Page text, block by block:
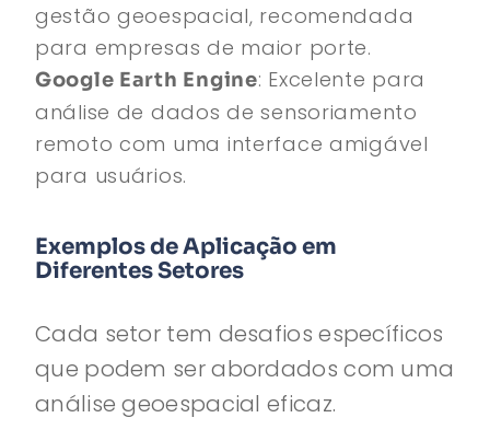
gestão geoespacial, recomendada
para empresas de maior porte.
Google Earth Engine: Excelente para
análise de dados de sensoriamento
remoto com uma interface amigável
para usuários.
Exemplos de Aplicação em
Diferentes Setores
Cada setor tem desafios específicos
que podem ser abordados com uma
análise geoespacial eficaz.